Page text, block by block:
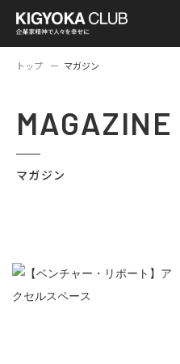
トップ マガジン
MAGAZINE
マガジン